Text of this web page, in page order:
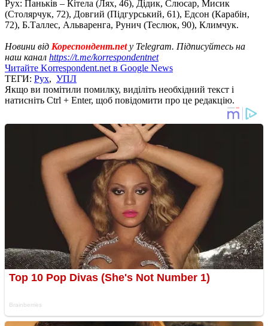
Рух: Паньків – Кітела (Лях, 46), Дідик, Слюсар, Мисик
(Столярчук, 72), Довгий (Підгурський, 61), Едсон (Карабін,
72), Б.Таллес, Альваренга, Рунич (Теслюк, 90), Климчук.
Новини від Кореспондент.netу Telegram. Підписуйтесь на
наш канал https://t.me/korrespondentnet
Читайте Korrespondent.net в Google News
ТЕГИ: Рух, УПЛ
Якщо ви помітили помилку, виділіть необхідний текст і
натисніть Ctrl + Enter, щоб повідомити про це редакцію.